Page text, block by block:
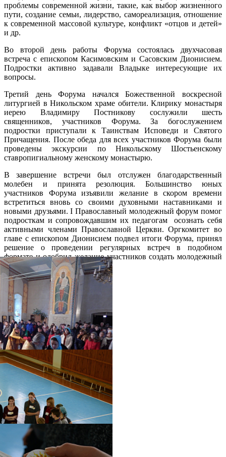
проблемы современной жизни, такие, как выбор жизненного
пути, создание семьи, лидерство, самореализация, отношение
к современной массовой культуре, конфликт «отцов и детей»
и др.
Во второй день работы Форума состоялась двухчасовая
встреча с епископом Касимовским и Сасовским Дионисием.
Подростки активно задавали Владыке интересующие их
вопросы.
Третий день Форума начался Божественной воскресной
литургией в Никольском храме обители. Клирику монастыря
иерею Владимиру Постникову сослужили шесть
священников, участников Форума. За богослужением
подростки приступали к Таинствам Исповеди и Святого
Причащения. После обеда для всех участников Форума были
проведены экскурсии по Никольскому Шостьенскому
ставропигиальному женскому монастырю.
В завершение встречи был отслужен благодарственный
молебен и принята резолюция. Большинство юных
участников Форума изъявили желание в скором времени
встретиться вновь со своими духовными наставниками и
новыми друзьями. I Православный молодежный форум помог
подросткам и сопровождавшим их педагогам осознать себя
активными членами Православной Церкви. Оргкомитет во
главе с епископом Дионисием подвел итоги Форума, принял
решение о проведении регулярных встреч в подобном
формате и одобрил желание участников создать молодежный
отряд Касимовской епархии.
Распечатать
Фото